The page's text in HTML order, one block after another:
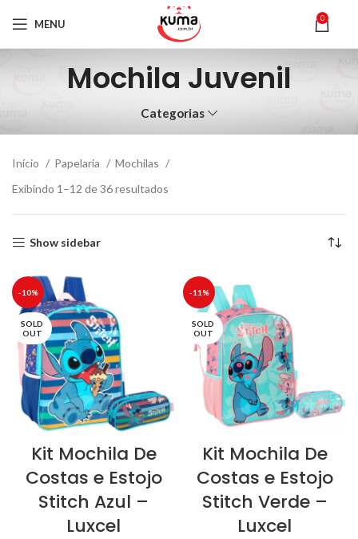
MENU 0
Mochila Juvenil
Categorias
Início Papelaria
Mochilas
Exibindo 1–12 de 36 resultados
Show sidebar
-10%
SOLD
OUT
Kit Mochila De
Costas e Estojo
Stitch Azul –
Luxcel
-11%
SOLD
OUT
Kit Mochila De
Costas e Estojo
Stitch Verde –
Luxcel